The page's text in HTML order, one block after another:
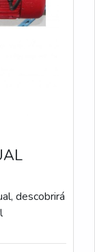
e as
descobrirá